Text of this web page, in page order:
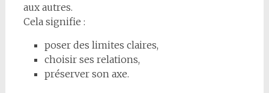
aux autres.
Cela signifie :
poser des limites claires,
choisir ses relations,
préserver son axe.